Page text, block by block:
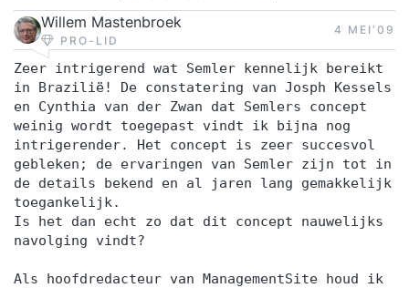
Willem Mastenbroek
PRO-LID
4 MEI‘09
Zeer intrigerend wat Semler kennelijk bereikt
in Brazilië! De constatering van Josph Kessels
en Cynthia van der Zwan dat Semlers concept
weinig wordt toegepast vindt ik bijna nog
intrigerender. Het concept is zeer succesvol
gebleken; de ervaringen van Semler zijn tot in
de details bekend en al jaren lang gemakkelijk
toegankelijk.
Is het dan echt zo dat dit concept nauwelijks
navolging vindt?
Als hoofdredacteur van ManagementSite houd ik